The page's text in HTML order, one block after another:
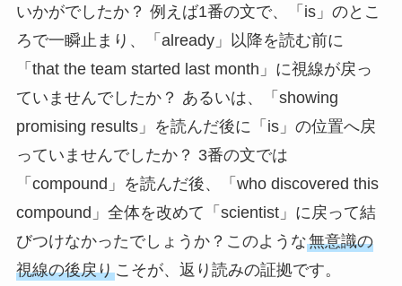
いかがでしたか？ 例えば1番の文で、「is」のとこ
ろで一瞬止まり、「already」以降を読む前に
「that the team started last month」に視線が戻っ
ていませんでしたか？ あるいは、「showing
promising results」を読んだ後に「is」の位置へ戻
っていませんでしたか？ 3番の文では
「compound」を読んだ後、「who discovered this
compound」全体を改めて「scientist」に戻って結
びつけなかったでしょうか？このような無意識の
視線の後戻りこそが、返り読みの証拠です。